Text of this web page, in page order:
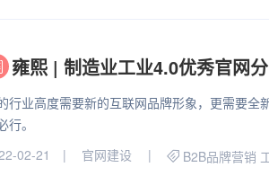
雍熙 | 制造业工业4.0优秀官网
行业高度需要新的互联网品牌形象，更需要全
行。
02-21
官网建设 B2B品牌营销